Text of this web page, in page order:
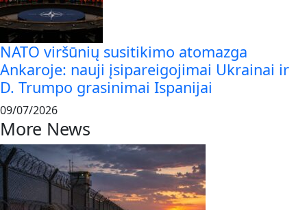
NATO viršūnių susitikimo atomazga
Ankaroje: nauji įsipareigojimai Ukrainai ir
D. Trumpo grasinimai Ispanijai
09/07/2026
More News